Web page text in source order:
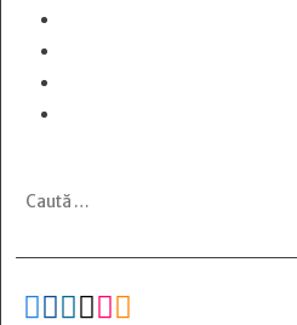
     